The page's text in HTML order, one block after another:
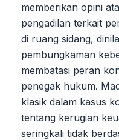
memberikan opini
pengadilan terkait
di ruang sidang,
pembungkaman
membatasi peran
penegak hukum.
klasik dalam kasus
tentang kerugian
seringkali tidak